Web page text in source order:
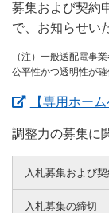
募集および契約
で、お知らせい
（注）一般送配電事
公平性かつ透明性が
【専用ホー
調整力の募集に
入札募集および
入札募集の締切